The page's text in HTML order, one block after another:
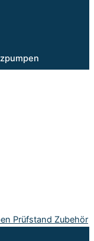
Prüfstand Zubehör